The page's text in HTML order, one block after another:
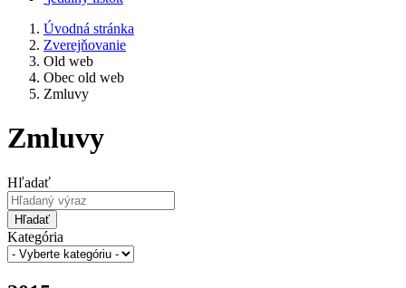
Úvodná stránka
Zverejňovanie
Old web
Obec old web
Zmluvy
Zmluvy
Hľadať
Hľadať
Kategória